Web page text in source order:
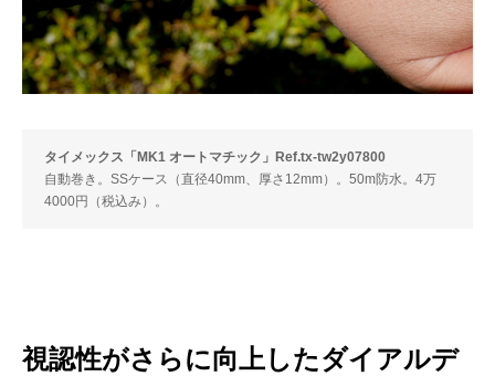
タイメックス「MK1 オートマチック」Ref.tx-tw2y07800
自動巻き。SSケース（直径40mm、厚さ12mm）。50m防水。4万
4000円（税込み）。
視認性がさらに向上したダイアルデ